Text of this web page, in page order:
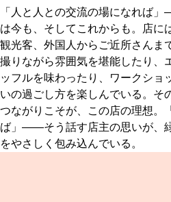
「人と人との交流の場になれば
は今も、そしてこれからも。店に
観光客、外国人からご近所さんま
撮りながら雰囲気を堪能したり、
ッフルを味わったり、ワークショ
いの過ごし方を楽しんでいる。そ
つながりこそが、この店の理想。
ば」――そう話す店主の思いが、
をやさしく包み込んでいる。